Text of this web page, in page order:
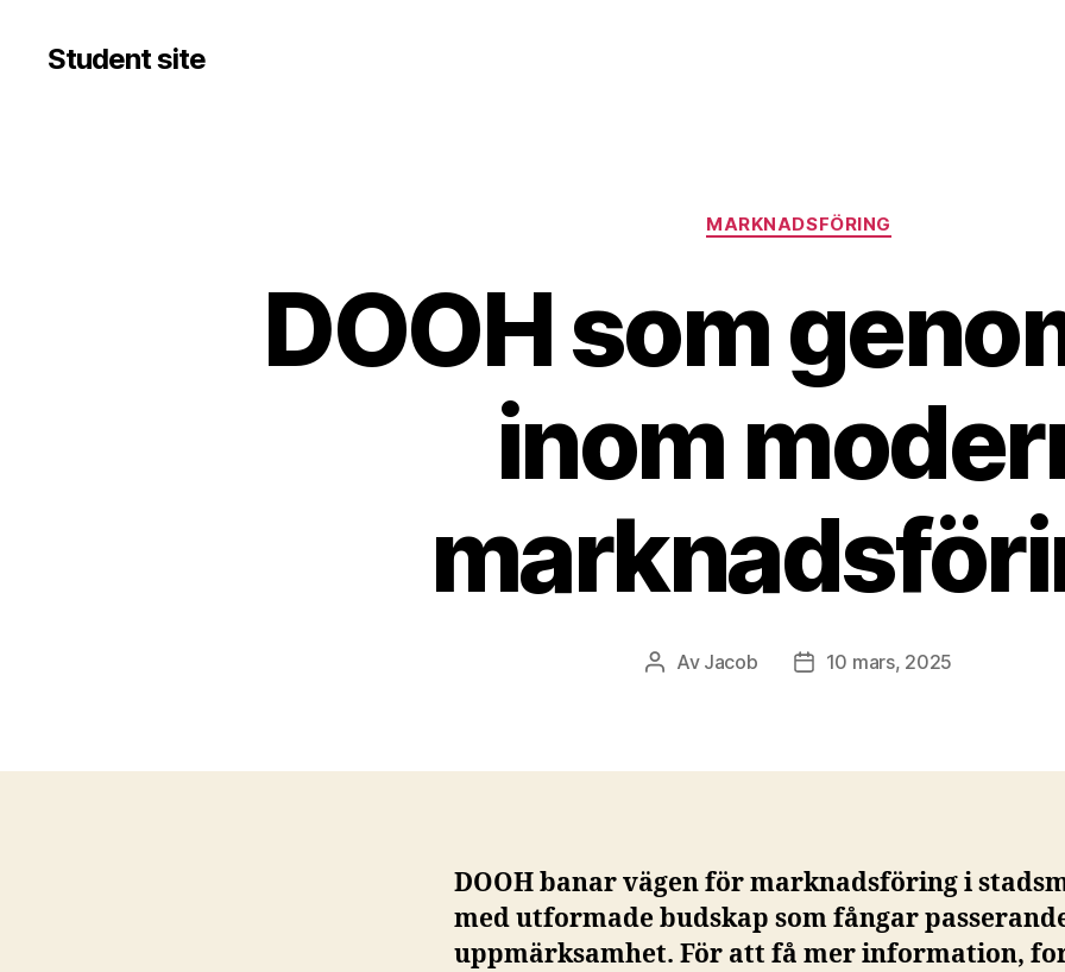
Student site
Kategorier
MARKNADSFÖRING
DOOH som
inom
Inläggsförfattare
Av Jacob Inläggsdatum
10 mars, 2025
DOOH banar vägen för marknadsföring i
med utformade budskap som fångar
uppmärksamhet. För att få mer information,